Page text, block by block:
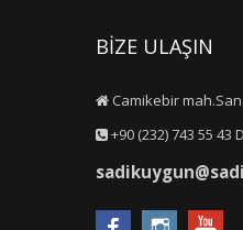
BİZE ULAŞIN
Camikebir
+90 (232) 743 55 43